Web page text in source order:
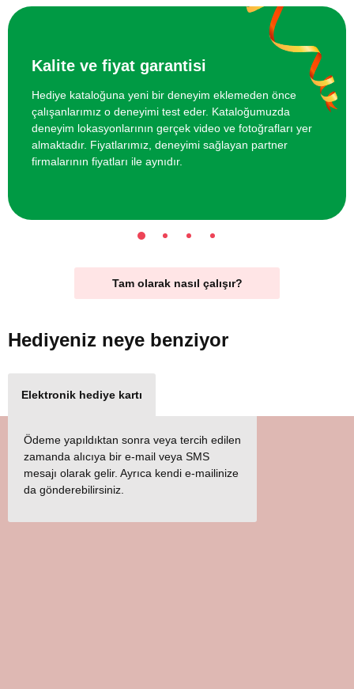
Kalite ve fiyat garantisi
Hediye kataloğuna yeni bir deneyim eklemeden önce
çalışanlarımız o deneyimi test eder. Kataloğumuzda
deneyim lokasyonlarının gerçek video ve fotoğrafları yer
almaktadır. Fiyatlarımız, deneyimi sağlayan partner
firmalarının fiyatları ile aynıdır.
Tam olarak nasıl çalışır?
Hediyeniz neye benziyor
Elektronik hediye kartı
Ödeme yapıldıktan sonra veya tercih edilen
zamanda alıcıya bir e-mail veya SMS
mesajı olarak gelir. Ayrıca kendi e-mailinize
da gönderebilirsiniz.